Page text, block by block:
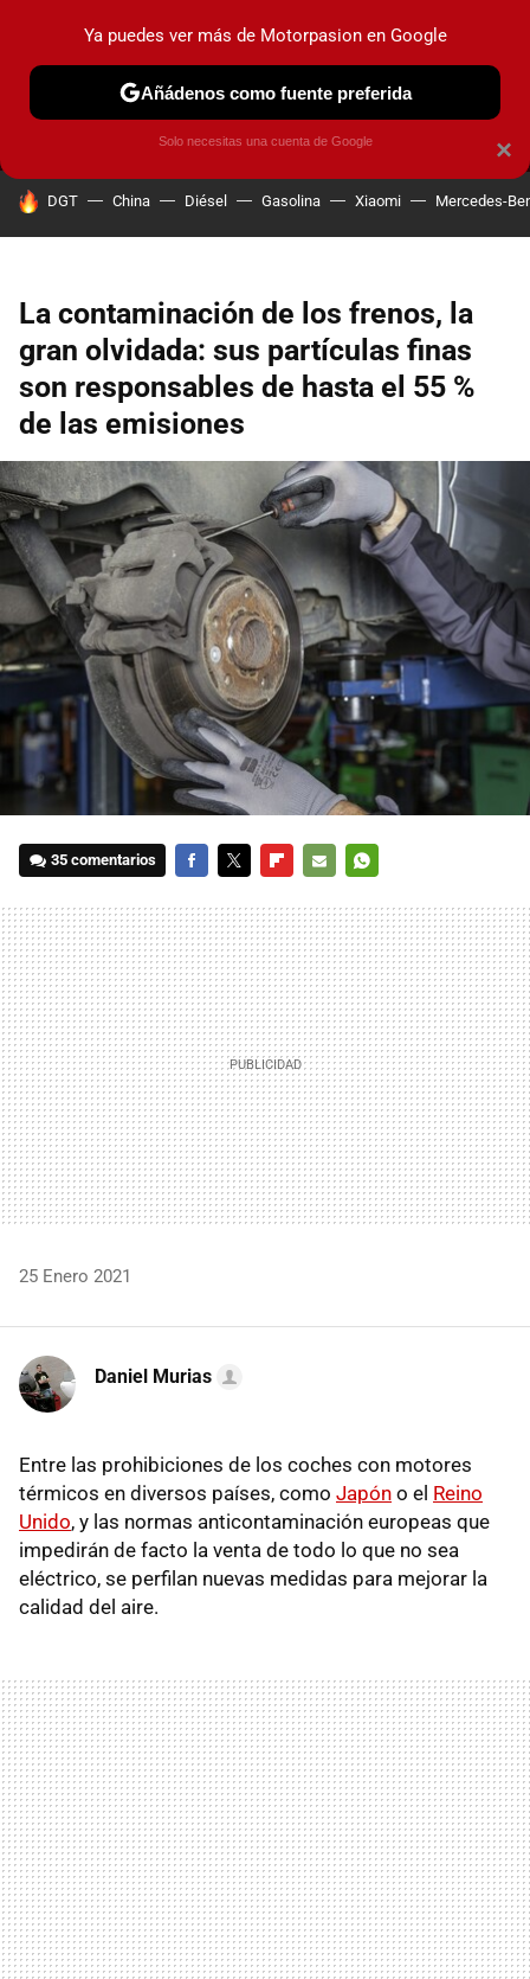
MENÚ NUEVO
COCHES ELÉCTRICOS OBSERVATORIO
HOY SE HABLA DE
DGT China Diésel Gasolina Xiaomi Mercedes-
La contaminación de los frenos, la
gran olvidada: sus partículas finas
son responsables de hasta el 55 %
de las emisiones
35 comentarios
MAIL
25 Enero 2021
Daniel Murias
Entre las prohibiciones de los coches con motores
térmicos en diversos países, como Japón o el Reino
Unido, y las normas anticontaminación europeas que
impedirán de facto la venta de todo lo que no sea
eléctrico, se perfilan nuevas medidas para mejorar la
calidad del aire.
×
Ya puedes ver más de Motorpasion en Google
Añádenos como fuente preferida
Solo necesitas una cuenta de Google